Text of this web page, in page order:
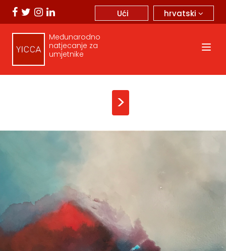
hrvatski
Ući
Međunarodno
natjecanje za
umjetnike
>